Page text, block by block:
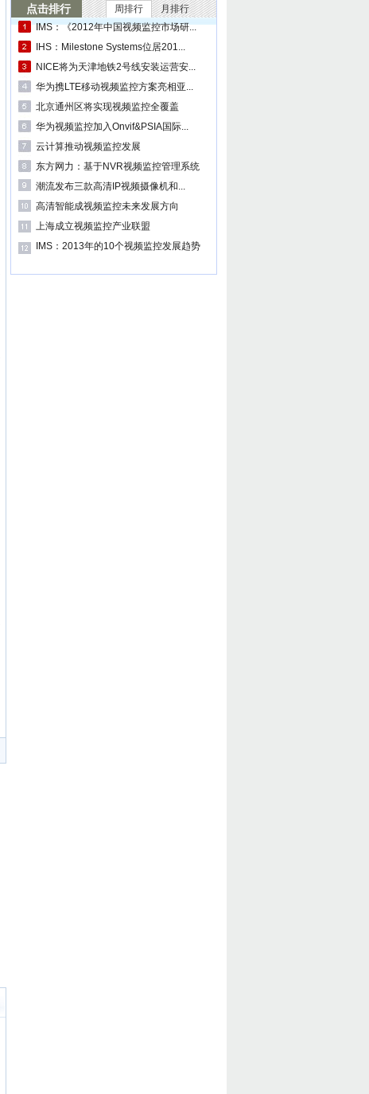
点击排行 周排行
月排行
IMS：《2012年中国视频监控市场研...
IHS：Milestone Systems位居201...
NICE将为天津地铁2号线安装运营安...
华为携LTE移动视频监控方案亮相亚...
北京通州区将实现视频监控全覆盖
华为视频监控加入Onvif&PSIA国际...
云计算推动视频监控发展
东方网力：基于NVR视频监控管理系统
潮流发布三款高清IP视频摄像机和...
高清智能成视频监控未来发展方向
上海成立视频监控产业联盟
IMS：2013年的10个视频监控发展趋势